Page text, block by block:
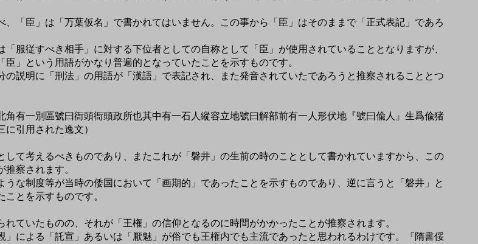
「臣」は「万葉仮名」で書かれてはいません。この事から「臣」はそのままで「正式表記」であろ
服従すべき相手」に対する下位者としての自称として「臣」が使用されていることとなりますが、
」という用語がかなり普遍的となっていたことを示すものです。
説明に「刑法」の用語が「漢語」で表記され、また発音されていたであろうと推察されることとつ
有一別區號曰衙頭衙頭政所也其中有一石人縱容立地號曰解部前有一人形伏地『號曰偸人』生爲偸猪
引用された逸文）
て考えるべきものであり、またこれが「磐井」の生前の時のこととして書かれていますから、この
察されます。
な制度等が当時の倭国において「画期的」であったことを示すものであり、逆に言うと「磐井」と
とを示すものです。
ていたものの、それが「王権」の信仰となるのに時間がかかったことが推察されます。
による「託宣」あるいは「厭魅」が俗でも王権内でも主流であったと思われるわけです。『隋書俀